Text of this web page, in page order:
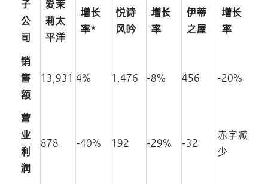
子
公
司
爱茉
莉太
平洋
增长
率*
悦诗
风吟
增长
率
伊蒂
之屋
增长
率
销
售
额
13,931 4% 1,476 -8% 456 -20%
营
业
利
润
878 -40% 192 -29% -32
赤字减
少